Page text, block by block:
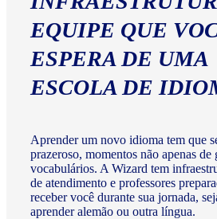
EQUIPE QUE
ESPERA DE UMA
ESCOLA DE
Aprender um novo idioma tem que
prazeroso, momentos não apenas de
vocabulários. A Wizard tem
de atendimento e professores
receber você durante sua jornada,
aprender alemão ou outra língua.